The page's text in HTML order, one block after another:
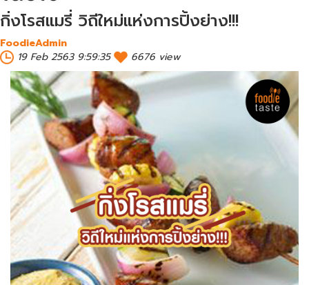
กิ่งโรสแมรี่​ วิถีใหม่แห่งการปิ้งย่าง!!!
FoodieAdmin
19 Feb 2563 9:59:35
6676 view